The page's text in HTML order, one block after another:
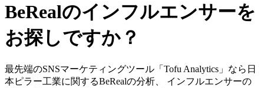
BeRealのインフルエンサーを
お探しですか？
最先端のSNSマーケティングツール「Tofu Analytics」なら日
本ピラー工業に関するBeRealの分析、 インフルエンサーの